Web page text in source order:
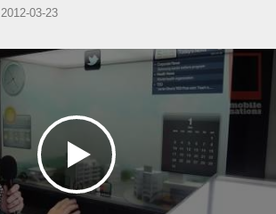
2012-03-23